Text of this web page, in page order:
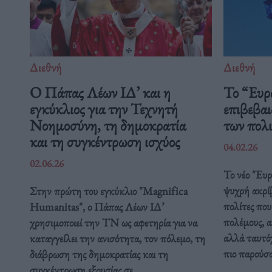
Διεθνή
Ο Πάπας Λέων ΙΔ’ και η
εγκύκλιος για την Τεχνητή
Νοημοσύνη, τη δημοκρατία
και τη συγκέντρωση ισχύος
02.06.26
Στην πρώτη του εγκύκλιο "Magnifica
Humanitas", ο Πάπας Λέων ΙΔ’
χρησιμοποιεί την ΤΝ ως αφετηρία για να
καταγγείλει την ανισότητα, τον πόλεμο, τη
διάβρωση της δημοκρατίας και τη
Διεθνή
Το
των
04.02.26
Το νέο
ψυχρή
πολίτες
πολέμους,
αλλά
πιο